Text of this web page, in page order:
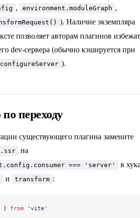
, environment.moduleGraph ,
). Наличие экземпляра
позволяет авторам плагинов
dev-сервера (обычно кэшируется при
configureServer ).
переходу
существующего плагина замените
на
=== 'server' в
и transform :
} from 'vite'